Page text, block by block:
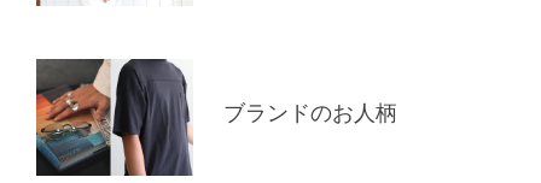
ブランドのお人柄